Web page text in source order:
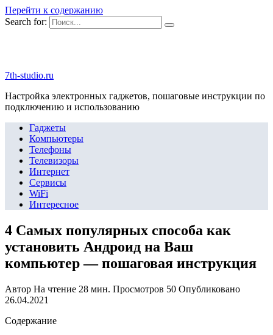
Перейти к содержанию
Search for:
7th-studio.ru
Настройка электронных гаджетов, пошаговые инструкции по
подключению и использованию
Гаджеты
Компьютеры
Телефоны
Телевизоры
Интернет
Сервисы
WiFi
Интересное
4 Самых популярных способа как
установить Андроид на Ваш
компьютер — пошаговая инструкция
Автор На чтение 28 мин. Просмотров 50 Опубликовано
26.04.2021
Содержание